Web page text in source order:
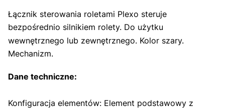
Łącznik sterowania roletami Plexo steruje
bezpośrednio silnikiem rolety. Do użytku
wewnętrznego lub zewnętrznego. Kolor szary.
Mechanizm.
Dane techniczne:
Konfiguracja elementów: Element podstawowy z